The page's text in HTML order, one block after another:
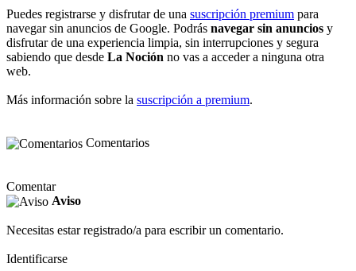
Puedes registrarse y disfrutar de una suscripción premium para
navegar sin anuncios de Google. Podrás navegar sin anuncios y
disfrutar de una experiencia limpia, sin interrupciones y segura
sabiendo que desde La Noción no vas a acceder a ninguna otra
web.
Más información sobre la suscripción a premium.
Comentarios
Comentar
Aviso
Necesitas estar registrado/a para escribir un comentario.
Identificarse